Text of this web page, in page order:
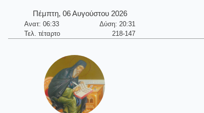
Πέμπτη, 06 Αυγούστου 2026
Ανατ: 06:33
Δύση: 20:31
Τελ. τέταρτο
218-147